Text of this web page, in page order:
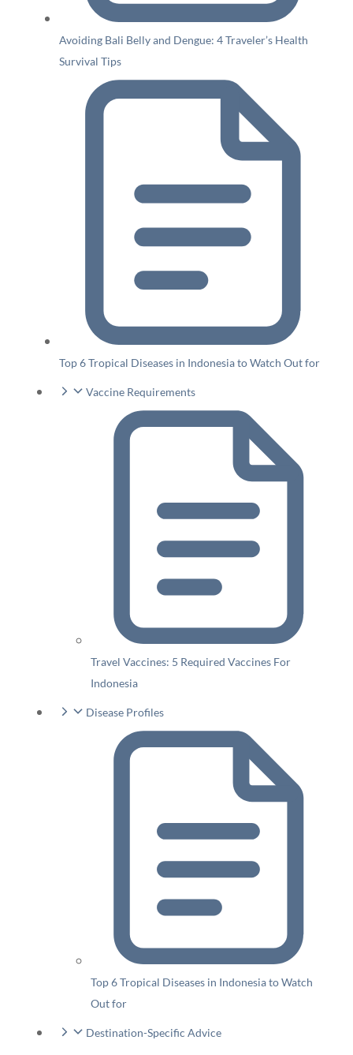
Avoiding Bali Belly and Dengue: 4 Traveler’s Health
Survival Tips
Top 6 Tropical Diseases in Indonesia to Watch Out for
Vaccine Requirements
Travel Vaccines: 5 Required Vaccines For
Indonesia
Disease Profiles
Top 6 Tropical Diseases in Indonesia to Watch
Out for
Destination-Specific Advice